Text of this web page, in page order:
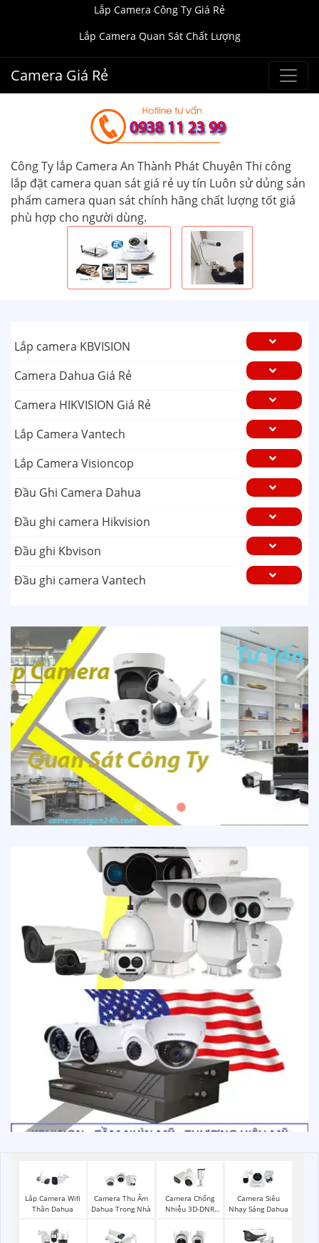
Lắp Camera Công Ty Giá Rẻ
Lắp Camera Quan Sát Chất Lượng
Camera Giá Rẻ
Công Ty lắp Camera An Thành Phát Chuyên Thi công
lắp đặt camera quan sát giá rẻ uy tín Luôn sử dủng sản
phẩm camera quan sát chính hãng chất lượng tốt giá
phù hợp cho người dùng.
Lắp camera KBVISION
Camera Dahua Giá Rẻ
Camera HIKVISION Giá Rẻ
Lắp Camera Vantech
Lắp Camera Visioncop
Đầu Ghi Camera Dahua
Đầu ghi camera Hikvision
Đầu ghi Kbvison
Đầu ghi camera Vantech
Lắp Camera Wifi
Thân Dahua
Camera Thu Âm
Dahua Trong Nhà
Camera Chống
Nhiễu 3D-DNR
Camera Siêu
Nhạy Sáng Dahua